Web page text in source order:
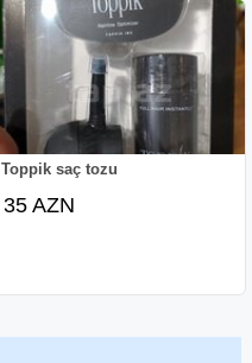
Toppik saç tozu
35 AZN